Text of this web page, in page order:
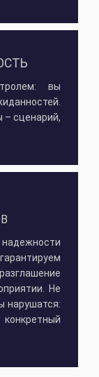
вы
– сценарий,
Не
нарушатся: